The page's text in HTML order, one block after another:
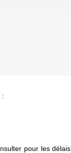
:
pour les